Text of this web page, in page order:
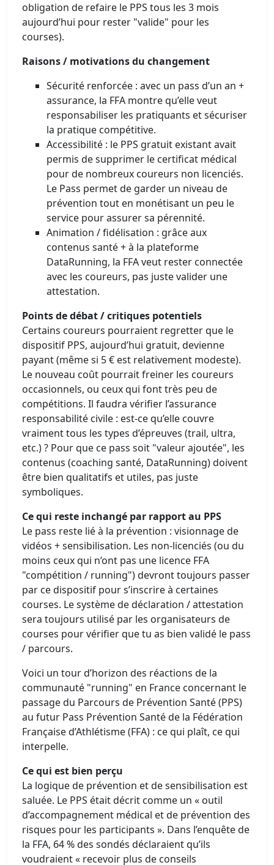
obligation de refaire le PPS tous les 3 mois
aujourd’hui pour rester "valide" pour les
courses).
Raisons / motivations du changement
Sécurité renforcée : avec un pass d’un an +
assurance, la FFA montre qu’elle veut
responsabiliser les pratiquants et sécuriser
la pratique compétitive.
Accessibilité : le PPS gratuit existant avait
permis de supprimer le certificat médical
pour de nombreux coureurs non licenciés.
Le Pass permet de garder un niveau de
prévention tout en monétisant un peu le
service pour assurer sa pérennité.
Animation / fidélisation : grâce aux
contenus santé + à la plateforme
DataRunning, la FFA veut rester connectée
avec les coureurs, pas juste valider une
attestation.
Points de débat / critiques potentiels
Certains coureurs pourraient regretter que le
dispositif PPS, aujourd’hui gratuit, devienne
payant (même si 5 € est relativement modeste).
Le nouveau coût pourrait freiner les coureurs
occasionnels, ou ceux qui font très peu de
compétitions. Il faudra vérifier l’assurance
responsabilité civile : est-ce qu’elle couvre
vraiment tous les types d’épreuves (trail, ultra,
etc.) ? Pour que ce pass soit "valeur ajoutée", les
contenus (coaching santé, DataRunning) doivent
être bien qualitatifs et utiles, pas juste
symboliques.
Ce qui reste inchangé par rapport au PPS
Le pass reste lié à la prévention : visionnage de
vidéos + sensibilisation. Les non-licenciés (ou du
moins ceux qui n’ont pas une licence FFA
"compétition / running") devront toujours passer
par ce dispositif pour s’inscrire à certaines
courses. Le système de déclaration / attestation
sera toujours utilisé par les organisateurs de
courses pour vérifier que tu as bien validé le pass
/ parcours.
Voici un tour d’horizon des réactions de la
communauté "running" en France concernant le
passage du Parcours de Prévention Santé (PPS)
au futur Pass Prévention Santé de la Fédération
Française d’Athlétisme (FFA) : ce qui plaît, ce qui
interpelle.
Ce qui est bien perçu
La logique de prévention et de sensibilisation est
saluée. Le PPS était décrit comme un « outil
d’accompagnement médical et de prévention des
risques pour les participants ». Dans l’enquête de
la FFA, 64 % des sondés déclaraient qu’ils
voudraient « recevoir plus de conseils